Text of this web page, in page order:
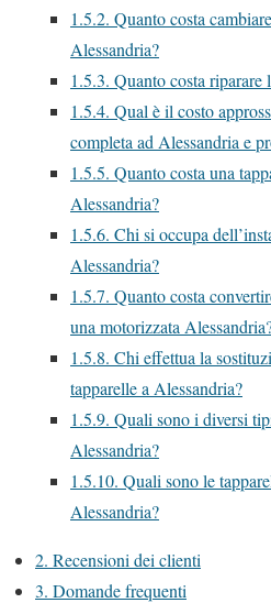
1.5.2. Quanto costa
Alessandria?
1.5.3. Quanto costa riparare
1.5.4. Qual è il costo
completa ad Alessandria e
1.5.5. Quanto costa una
Alessandria?
1.5.6. Chi si occupa
Alessandria?
1.5.7. Quanto costa
una motorizzata
1.5.8. Chi effettua la
tapparelle a Alessandria?
1.5.9. Quali sono i diversi
Alessandria?
1.5.10. Quali sono le
Alessandria?
2. Recensioni dei clienti
3. Domande frequenti